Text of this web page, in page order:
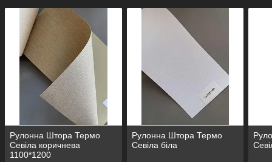
Рулонна Штора Термо
Севіла коричнева
1100*1200
Рулонна Штора Термо
Севіла біла